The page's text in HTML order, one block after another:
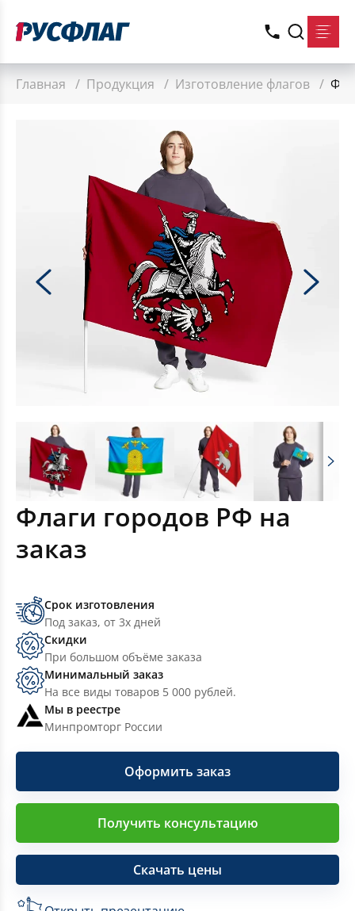
Главная / Продукция / Изготовление флагов /
Флаги городов РФ на
заказ
Срок изготовления
Под заказ, от 3х дней
Скидки
При большом объёме заказа
Минимальный заказ
На все виды товаров 5 000 рублей.
Мы в реестре
Минпромторг России
Оформить заказ
Получить консультацию
Скачать цены